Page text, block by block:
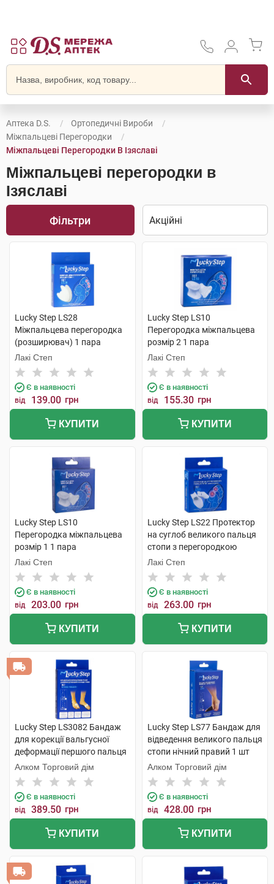
Аптека D.S.
Ортопедичні Вироби
Міжпальцеві Перегородки
Міжпальцеві Перегородки В Ізяславі
Міжпальцеві перегородки в
Ізяславі
Фільтри
Lucky Step LS28
Міжпальцева перегородка
(розширювач) 1 пара
Лакі Степ
Є в наявності
від 139.00 грн
КУПИТИ
Lucky Step LS10
Перегородка міжпальцева
розмір 2 1 пара
Лакі Степ
Є в наявності
від 155.30 грн
КУПИТИ
Lucky Step LS10
Перегородка міжпальцева
розмір 1 1 пара
Лакі Степ
Є в наявності
від 203.00 грн
КУПИТИ
Lucky Step LS22 Протектор
на суглоб великого пальця
стопи з перегородкою
розмір 1 1 пара
Лакі Степ
Є в наявності
від 263.00 грн
КУПИТИ
Lucky Step LS3082 Бандаж
для корекції вальгусної
деформації першого пальця
стопи 1 пара
Алком Торговий дім
Є в наявності
від 389.50 грн
КУПИТИ
Lucky Step LS77 Бандаж для
відведення великого пальця
стопи нічний правий 1 шт
Алком Торговий дім
Є в наявності
від 428.00 грн
КУПИТИ